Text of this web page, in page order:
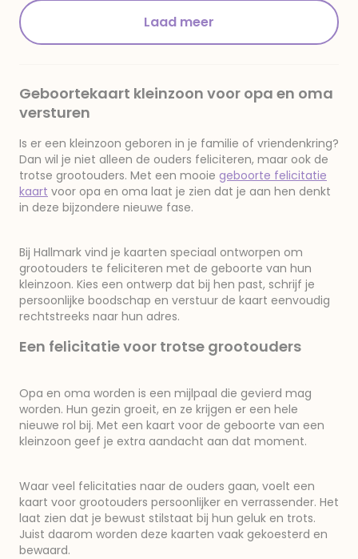
Laad meer
Geboortekaart kleinzoon voor opa en oma
versturen
Is er een kleinzoon geboren in je familie of vriendenkring?
Dan wil je niet alleen de ouders feliciteren, maar ook de
trotse grootouders. Met een mooie geboorte felicitatie
kaart voor opa en oma laat je zien dat je aan hen denkt
in deze bijzondere nieuwe fase.
Bij Hallmark vind je kaarten speciaal ontworpen om
grootouders te feliciteren met de geboorte van hun
kleinzoon. Kies een ontwerp dat bij hen past, schrijf je
persoonlijke boodschap en verstuur de kaart eenvoudig
rechtstreeks naar hun adres.
Een felicitatie voor trotse grootouders
Opa en oma worden is een mijlpaal die gevierd mag
worden. Hun gezin groeit, en ze krijgen er een hele
nieuwe rol bij. Met een kaart voor de geboorte van een
kleinzoon geef je extra aandacht aan dat moment.
Waar veel felicitaties naar de ouders gaan, voelt een
kaart voor grootouders persoonlijker en verrassender. Het
laat zien dat je bewust stilstaat bij hun geluk en trots.
Juist daarom worden deze kaarten vaak gekoesterd en
bewaard.